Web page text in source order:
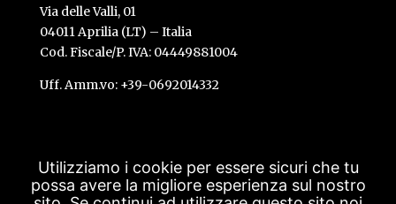
Via delle Valli, 01
04011 Aprilia (LT) – Italia
Cod. Fiscale/P. IVA: 04449881004
Uff. Amm.vo: +39-0692014332
Created by Gavilab -Vedi la Privacy policy-
Utilizziamo i cookie per essere sicuri che tu
possa avere la migliore esperienza sul nostro